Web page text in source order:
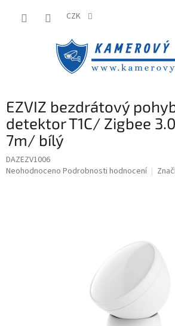
CZK
EZVIZ bezdrátový
detektor T1C/ Zigbee
7m/ bílý
DAZEZV1006
Průměrné
Neohodnoceno Podrobnosti hodnocení